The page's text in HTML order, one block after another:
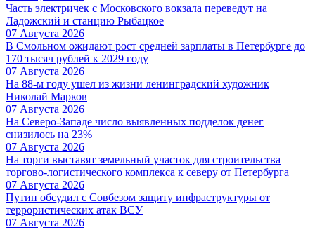
Часть электричек с Московского вокзала переведут на
Ладожский и станцию Рыбацкое
07 Августа 2026
В Смольном ожидают рост средней зарплаты в Петербурге до
170 тысяч рублей к 2029 году
07 Августа 2026
На 88-м году ушел из жизни ленинградский художник
Николай Марков
07 Августа 2026
На Северо-Западе число выявленных подделок денег
снизилось на 23%
07 Августа 2026
На торги выставят земельный участок для строительства
торгово-логистического комплекса к северу от Петербурга
07 Августа 2026
Путин обсудил с Совбезом защиту инфраструктуры от
террористических атак ВСУ
07 Августа 2026